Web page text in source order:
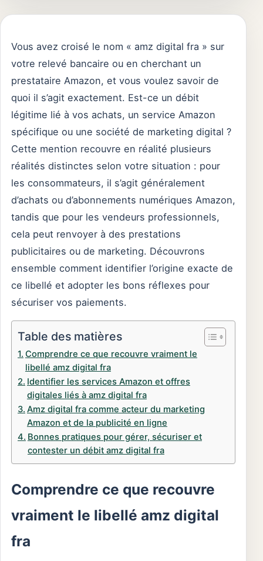
Vous avez croisé le nom « amz digital fra » sur
votre relevé bancaire ou en cherchant un
prestataire Amazon, et vous voulez savoir de
quoi il s’agit exactement. Est-ce un débit
légitime lié à vos achats, un service Amazon
spécifique ou une société de marketing digital ?
Cette mention recouvre en réalité plusieurs
réalités distinctes selon votre situation : pour
les consommateurs, il s’agit généralement
d’achats ou d’abonnements numériques Amazon,
tandis que pour les vendeurs professionnels,
cela peut renvoyer à des prestations
publicitaires ou de marketing. Découvrons
ensemble comment identifier l’origine exacte de
ce libellé et adopter les bons réflexes pour
sécuriser vos paiements.
Table des matières
Comprendre ce que recouvre vraiment le
libellé amz digital fra
Identifier les services Amazon et offres
digitales liés à amz digital fra
Amz digital fra comme acteur du marketing
Amazon et de la publicité en ligne
Bonnes pratiques pour gérer, sécuriser et
contester un débit amz digital fra
Comprendre ce que recouvre
vraiment le libellé amz digital
fra